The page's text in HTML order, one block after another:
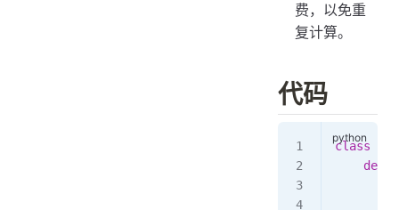
费，以免重
复计算。
代码
class
    def